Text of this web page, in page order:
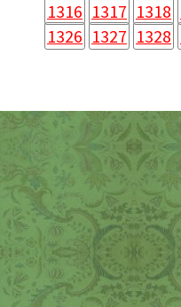
1316 1317 1318
1326 1327 1328